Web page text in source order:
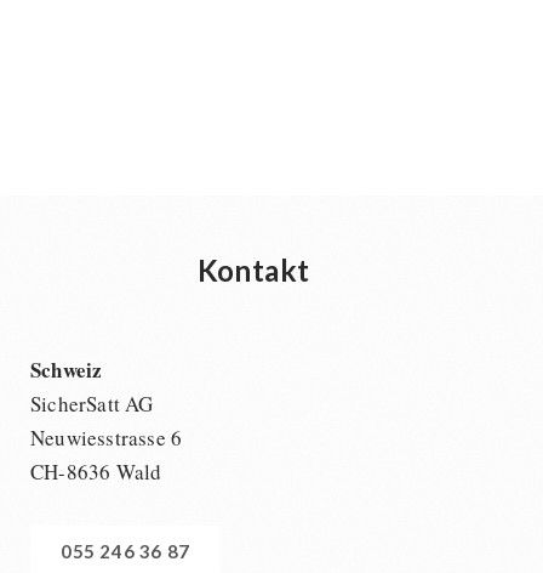
Kontakt
Schweiz
SicherSatt AG
Neuwiesstrasse 6
CH-8636 Wald
055 246 36 87